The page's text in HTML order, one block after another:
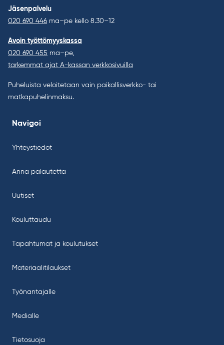
Jäsenpalvelu
020 690 446 ma–pe kello 8.30–12
Avoin työttömyyskassa
020 690 455 ma–pe,
tarkemmat ajat A-kassan verkkosivuilla
Puheluista veloitetaan vain paikallisverkko- tai
matkapuhelinmaksu.
Navigoi
Yhteystiedot
Anna palautetta
Uutiset
Kouluttaudu
Tapahtumat ja koulutukset
Materiaalitilaukset
Työnantajalle
Medialle
Tietosuoja